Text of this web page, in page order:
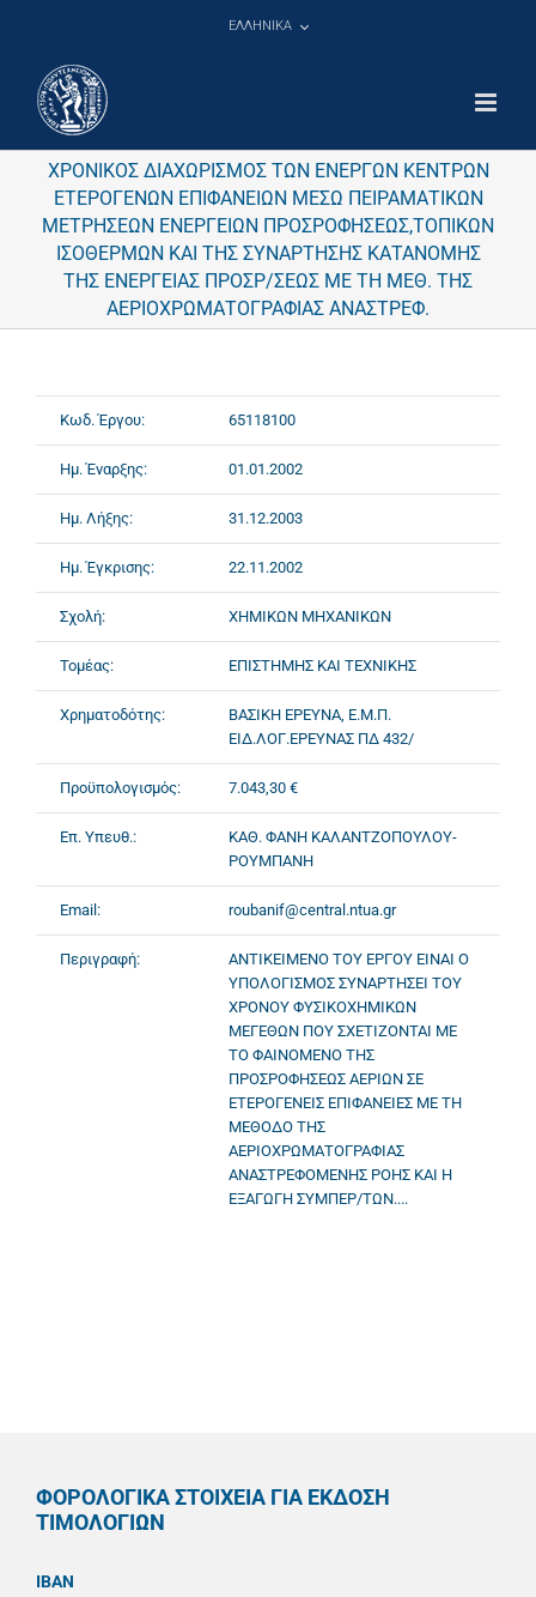
ΕΛΛΗΝΙΚΑ
ΧΡΟΝΙΚΟΣ ΔΙΑΧΩΡΙΣΜΟΣ ΤΩΝ ΕΝΕΡΓΩΝ ΚΕΝΤΡΩΝ
ΕΤΕΡΟΓΕΝΩΝ ΕΠΙΦΑΝΕΙΩΝ ΜΕΣΩ ΠΕΙΡΑΜΑΤΙΚΩΝ
ΜΕΤΡΗΣΕΩΝ ΕΝΕΡΓΕΙΩΝ ΠΡΟΣΡΟΦΗΣΕΩΣ,ΤΟΠΙΚΩΝ
ΙΣΟΘΕΡΜΩΝ ΚΑΙ ΤΗΣ ΣΥΝΑΡΤΗΣΗΣ ΚΑΤΑΝΟΜΗΣ
ΤΗΣ ΕΝΕΡΓΕΙΑΣ ΠΡΟΣΡ/ΣΕΩΣ ΜΕ ΤΗ ΜΕΘ. ΤΗΣ
ΑΕΡΙΟΧΡΩΜΑΤΟΓΡΑΦΙΑΣ ΑΝΑΣΤΡΕΦ.
Κωδ. Έργου: 65118100
Ημ. Έναρξης: 01.01.2002
Ημ. Λήξης: 31.12.2003
Ημ. Έγκρισης: 22.11.2002
Σχολή: ΧΗΜΙΚΩΝ ΜΗΧΑΝΙΚΩΝ
Τομέας: ΕΠΙΣΤΗΜΗΣ ΚΑΙ ΤΕΧΝΙΚΗΣ
Χρηματοδότης:
ΒΑΣΙΚΗ ΕΡΕΥΝΑ, Ε.Μ.Π.
ΕΙΔ.ΛΟΓ.ΕΡΕΥΝΑΣ ΠΔ 432/
Προϋπολογισμός: 7.043,30 €
Επ. Υπευθ.:
ΚΑΘ. ΦΑΝΗ ΚΑΛΑΝΤΖΟΠΟΥΛΟΥ-
ΡΟΥΜΠΑΝΗ
Email: roubanif@central.ntua.gr
Περιγραφή:
ΑΝΤΙΚΕΙΜΕΝΟ ΤΟΥ ΕΡΓΟΥ ΕΙΝΑΙ Ο
ΥΠΟΛΟΓΙΣΜΟΣ ΣΥΝΑΡΤΗΣΕΙ ΤΟΥ
ΧΡΟΝΟΥ ΦΥΣΙΚΟΧΗΜΙΚΩΝ
ΜΕΓΕΘΩΝ ΠΟΥ ΣΧΕΤΙΖΟΝΤΑΙ ΜΕ
ΤΟ ΦΑΙΝΟΜΕΝΟ ΤΗΣ
ΠΡΟΣΡΟΦΗΣΕΩΣ ΑΕΡΙΩΝ ΣΕ
ΕΤΕΡΟΓΕΝΕΙΣ ΕΠΙΦΑΝΕΙΕΣ ΜΕ ΤΗ
ΜΕΘΟΔΟ ΤΗΣ
ΑΕΡΙΟΧΡΩΜΑΤΟΓΡΑΦΙΑΣ
ΑΝΑΣΤΡΕΦΟΜΕΝΗΣ ΡΟΗΣ ΚΑΙ Η
ΕΞΑΓΩΓΗ ΣΥΜΠΕΡ/ΤΩΝ....
ΦΟΡΟΛΟΓΙΚΑ ΣΤΟΙΧΕΙΑ ΓΙΑ ΕΚΔΟΣΗ
ΤΙΜΟΛΟΓΙΩΝ
IBAN